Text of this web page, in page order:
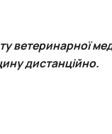
ветеринарної
дистанційно.